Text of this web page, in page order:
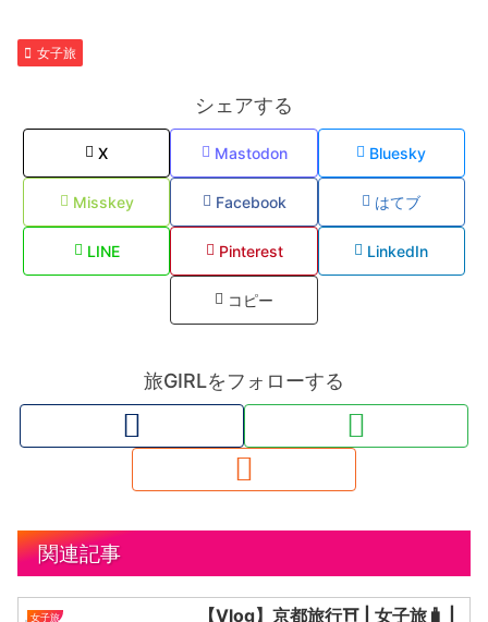
女子旅
シェアする
X Mastodon Bluesky
Misskey Facebook はてブ
LINE Pinterest LinkedIn
コピー
旅GIRLをフォローする
関連記事
女子旅 【Vlog】京都旅行⛩ | 女子旅🧳 |